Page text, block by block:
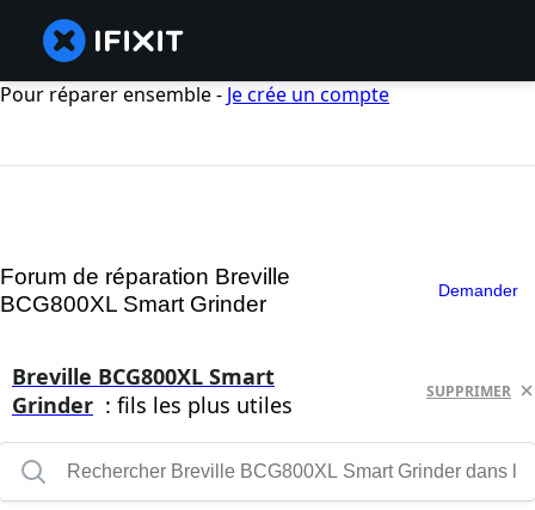
Pour réparer ensemble - Je crée un compte
Forum de réparation Breville
BCG800XL Smart Grinder
Demander
Breville BCG800XL Smart
Grinder : fils les plus utiles SUPPRIMER